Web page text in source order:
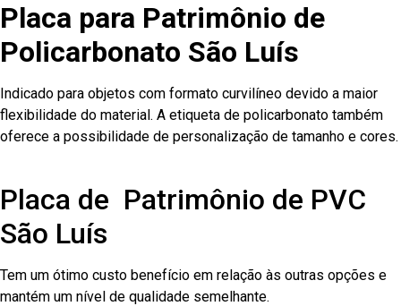
Placa para Patrimônio de
Policarbonato São Luís
Indicado para objetos com formato curvilíneo devido a maior
flexibilidade do material. A etiqueta de policarbonato também
oferece a possibilidade de personalização de tamanho e cores.
Placa de Patrimônio de PVC
São Luís
Tem um ótimo custo benefício em relação às outras opções e
mantém um nível de qualidade semelhante.